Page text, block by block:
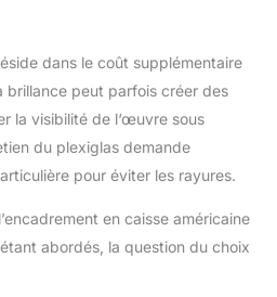
dans le coût supplémentaire
brillance peut parfois créer des
la visibilité de l‘œuvre sous
du plexiglas demande
pour éviter les rayures.
en caisse américaine
abordés, la question du choix